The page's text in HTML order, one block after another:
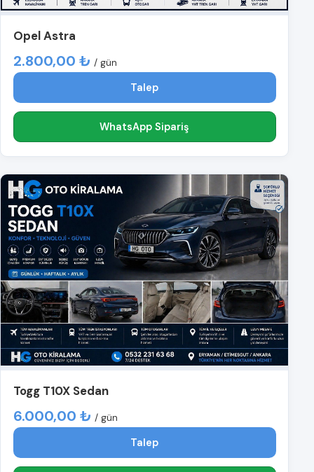
Opel Astra
2.800,00 ₺ / gün
Talep
WhatsApp Sipariş
Togg T10X Sedan
6.000,00 ₺ / gün
Talep